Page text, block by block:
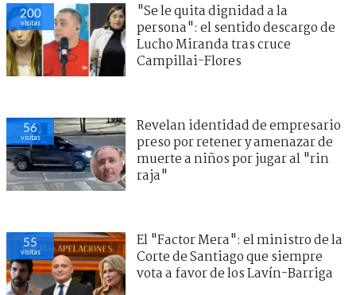
200
visitas
"Se le quita dignidad a la
persona": el sentido descargo de
Lucho Miranda tras cruce
Campillai-Flores
56
visitas
Revelan identidad de empresario
preso por retener y amenazar de
muerte a niños por jugar al "rin
raja"
55
visitas
El "Factor Mera": el ministro de la
Corte de Santiago que siempre
vota a favor de los Lavín-Barriga